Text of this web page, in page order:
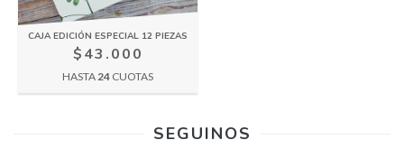
CAJA EDICIÓN ESPECIAL 12 PIEZAS
$43.000
HASTA 24 CUOTAS
SEGUINOS